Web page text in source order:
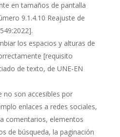
en tamaños de pantalla
9.1.4.10 Reajuste de
.
los espacios y alturas de
[requisito
de texto, de UNE-EN
no son accesibles por
enlaces a redes sociales,
comentarios, elementos
de búsqueda, la paginación